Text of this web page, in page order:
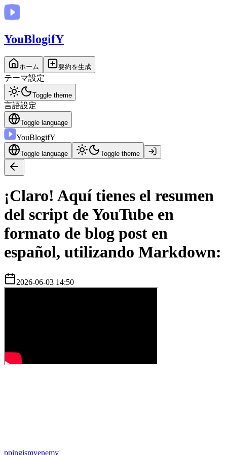
YouBlogifY
ホーム 要約を生成
テーマ設定
Toggle theme
言語設定
Toggle language
YouBlogifY
Toggle language Toggle theme
¡Claro! Aquí tienes el resumen
del script de YouTube en
formato de blog post en
español, utilizando Markdown:
2026-06-03 14:50
ppingismyenemy